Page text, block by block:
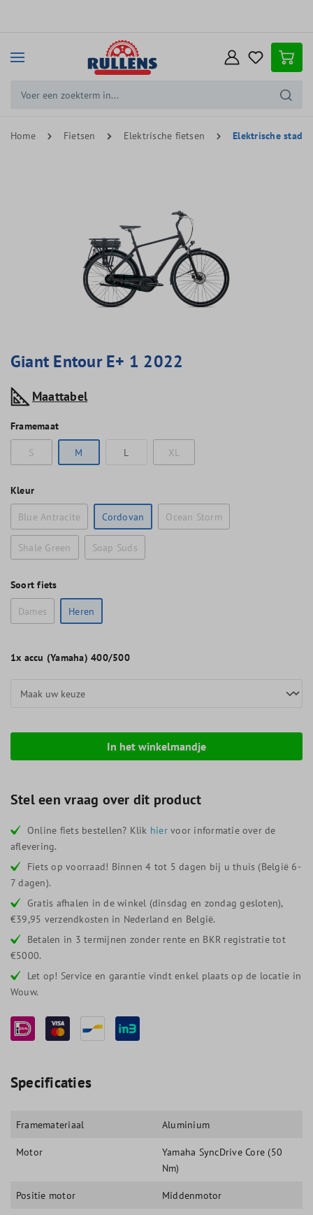
Home Fietsen Elektrische fietsen Elektrische
Giant Entour E+ 1 2022
Maattabel
Framemaat
S
M L XL
Kleur
Blue Antracite
Cordovan Ocean Storm
Shale Green Soap Suds
Soort fiets
Dames
Heren
1x accu (Yamaha) 400/500
In het winkelmandje
Stel een vraag over dit product
Online fiets bestellen? Klik hiervoor informatie over de
aflevering.
Fiets op voorraad! Binnen 4 tot 5 dagen bij u thuis (België 6-
7 dagen).
Gratis afhalen in de winkel (dinsdag en zondag gesloten),
€39,95 verzendkosten in Nederland en België.
Betalen in 3 termijnen zonder rente en BKR registratie tot
€5000.
Let op! Service en garantie vindt enkel plaats op de locatie in
Wouw.
Specificaties
Framemateriaal Aluminium
Motor
Yamaha SyncDrive Core (50
Nm)
Positie motor Middenmotor